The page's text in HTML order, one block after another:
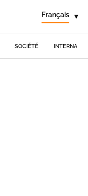
Français ▾
SOCIÉTÉ